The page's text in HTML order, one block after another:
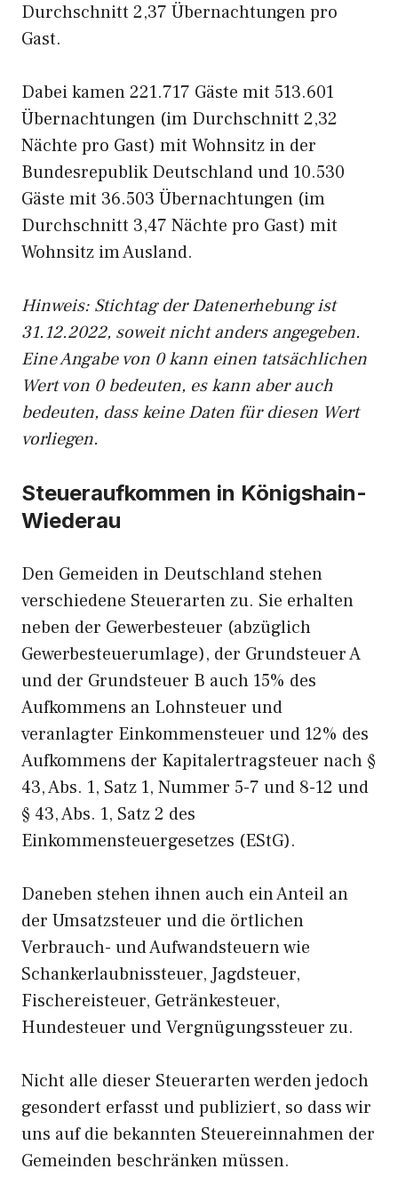
Durchschnitt 2,37 Übernachtungen pro
Gast.
Dabei kamen 221.717 Gäste mit 513.601
Übernachtungen (im Durchschnitt 2,32
Nächte pro Gast) mit Wohnsitz in der
Bundesrepublik Deutschland und 10.530
Gäste mit 36.503 Übernachtungen (im
Durchschnitt 3,47 Nächte pro Gast) mit
Wohnsitz im Ausland.
Hinweis: Stichtag der Datenerhebung ist
31.12.2022, soweit nicht anders angegeben.
Eine Angabe von 0 kann einen tatsächlichen
Wert von 0 bedeuten, es kann aber auch
bedeuten, dass keine Daten für diesen Wert
vorliegen.
Steueraufkommen in Königshain-
Wiederau
Den Gemeiden in Deutschland stehen
verschiedene Steuerarten zu. Sie erhalten
neben der Gewerbesteuer (abzüglich
Gewerbesteuerumlage), der Grundsteuer A
und der Grundsteuer B auch 15% des
Aufkommens an Lohnsteuer und
veranlagter Einkommensteuer und 12% des
Aufkommens der Kapitalertragsteuer nach §
43, Abs. 1, Satz 1, Nummer 5-7 und 8-12 und
§ 43, Abs. 1, Satz 2 des
Einkommensteuergesetzes (EStG).
Daneben stehen ihnen auch ein Anteil an
der Umsatzsteuer und die örtlichen
Verbrauch- und Aufwandsteuern wie
Schankerlaubnissteuer, Jagdsteuer,
Fischereisteuer, Getränkesteuer,
Hundesteuer und Vergnügungssteuer zu.
Nicht alle dieser Steuerarten werden jedoch
gesondert erfasst und publiziert, so dass wir
uns auf die bekannten Steuereinnahmen der
Gemeinden beschränken müssen.